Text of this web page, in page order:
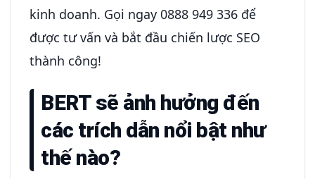
kinh doanh. Gọi ngay 0888 949 336 để
được tư vấn và bắt đầu chiến lược SEO
thành công!
BERT sẽ ảnh hưởng đến
các trích dẫn nổi bật như
thế nào?